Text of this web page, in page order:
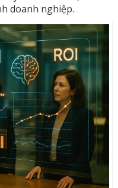
doanh nghiệp.